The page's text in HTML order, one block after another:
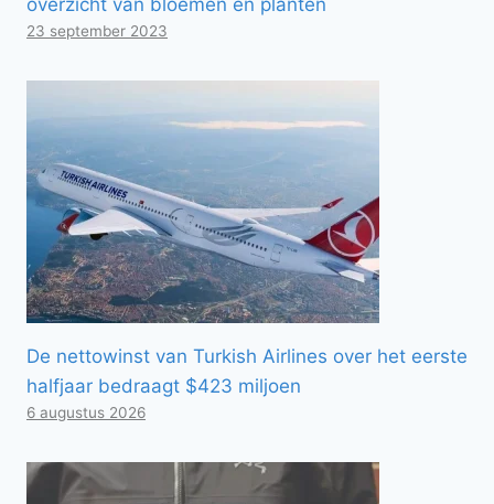
23 september 2023
De nettowinst van Turkish Airlines over het eerste
halfjaar bedraagt ​​$423 miljoen
6 augustus 2026